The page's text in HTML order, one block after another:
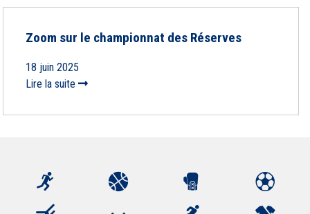
Zoom sur le championnat des Réserves
18 juin 2025
Lire la suite